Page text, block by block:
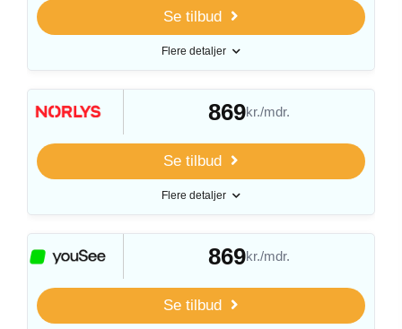
Se tilbud
Flere detaljer
869kr./mdr.
Se tilbud
Flere detaljer
869kr./mdr.
Se tilbud